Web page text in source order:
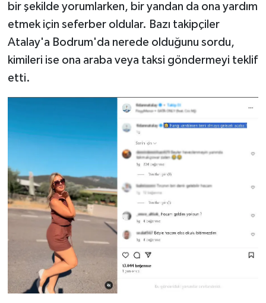
bir şekilde yorumlarken, bir yandan da ona yardım
etmek için seferber oldular. Bazı takipçiler
Atalay'a Bodrum'da nerede olduğunu sordu,
kimileri ise ona araba veya taksi göndermeyi teklif
etti.